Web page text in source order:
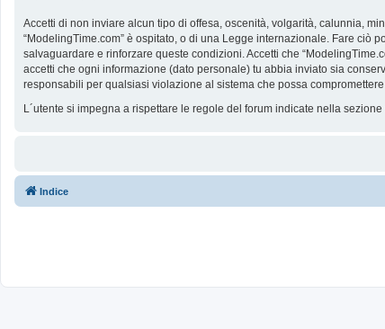
Accetti di non inviare alcun tipo di offesa, oscenità, volgarità, calunnia,
“ModelingTime.com” è ospitato, o di una Legge internazionale. Fare ciò
salvaguardare e rinforzare queste condizioni. Accetti che
accetti che ogni informazione (dato personale) tu abbia inviato sia
responsabili per qualsiasi violazione al sistema che possa
L´utente si impegna a rispettare le regole del forum indicate nella
Indice